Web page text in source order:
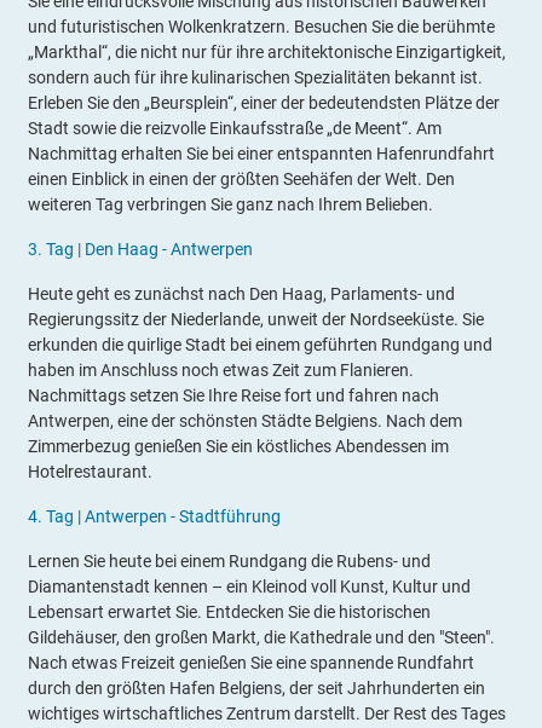
und futuristischen Wolkenkratzern. Besuchen Sie die berühmte
„Markthal“, die nicht nur für ihre architektonische Einzigartigkeit,
sondern auch für ihre kulinarischen Spezialitäten bekannt ist.
Erleben Sie den „Beursplein“, einer der bedeutendsten Plätze der
Stadt sowie die reizvolle Einkaufsstraße „de Meent“. Am
Nachmittag erhalten Sie bei einer entspannten Hafenrundfahrt
einen Einblick in einen der größten Seehäfen der Welt. Den
weiteren Tag verbringen Sie ganz nach Ihrem Belieben.
3. Tag | Den Haag - Antwerpen
Heute geht es zunächst nach Den Haag, Parlaments- und
Regierungssitz der Niederlande, unweit der Nordseeküste. Sie
erkunden die quirlige Stadt bei einem geführten Rundgang und
haben im Anschluss noch etwas Zeit zum Flanieren.
Nachmittags setzen Sie Ihre Reise fort und fahren nach
Antwerpen, eine der schönsten Städte Belgiens. Nach dem
Zimmerbezug genießen Sie ein köstliches Abendessen im
Hotelrestaurant.
4. Tag |Antwerpen - Stadtführung
Lernen Sie heute bei einem Rundgang die Rubens- und
Diamantenstadt kennen – ein Kleinod voll Kunst, Kultur und
Lebensart erwartet Sie. Entdecken Sie die historischen
Gildehäuser, den großen Markt, die Kathedrale und den "Steen".
Nach etwas Freizeit genießen Sie eine spannende Rundfahrt
durch den größten Hafen Belgiens, der seit Jahrhunderten ein
wichtiges wirtschaftliches Zentrum darstellt. Der Rest des Tages